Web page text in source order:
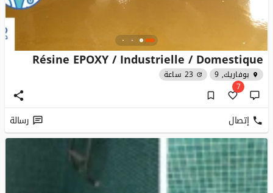
Résine EPOXY / Industrielle / Domestique
بوفاريك, 9
23 ساعة
7
إتصال رسالة